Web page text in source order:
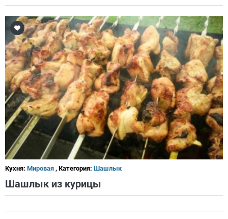
Кухня: Мировая , Категория: Шашлык
Шашлык из курицы